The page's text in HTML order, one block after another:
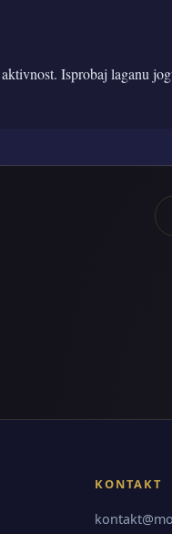
Isprobaj laganu
KONTAKT